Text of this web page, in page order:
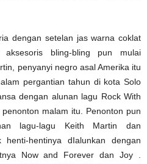
dengan setelan jas warna coklat
bling-bling pun mulai
penyanyi negro asal Amerika itu
pergantian tahun di kota Solo
dengan alunan lagu Rock With
malam itu. Penonton pun
lagu-lagu Keith Martin dan
hentinya dIalunkan dengan
Now and Forever dan Joy .